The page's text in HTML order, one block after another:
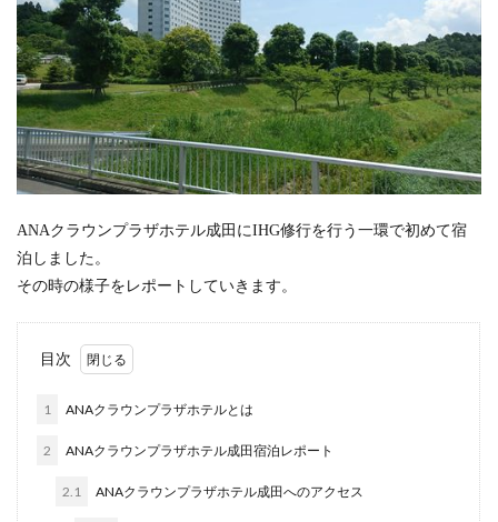
ANAクラウンプラザホテル成田にIHG修行を行う一環で初めて宿
泊しました。
その時の様子をレポートしていきます。
目次
1 ANAクラウンプラザホテルとは
2 ANAクラウンプラザホテル成田宿泊レポート
2.1 ANAクラウンプラザホテル成田へのアクセス